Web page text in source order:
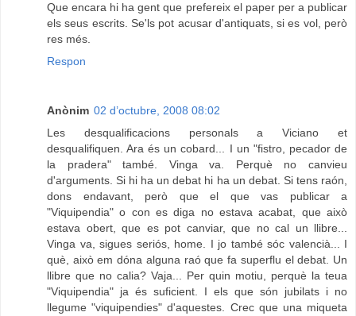
Que encara hi ha gent que prefereix el paper per a publicar
els seus escrits. Se'ls pot acusar d'antiquats, si es vol, però
res més.
Respon
Anònim 02 d’octubre, 2008 08:02
Les desqualificacions personals a Viciano et
desqualifiquen. Ara és un cobard... I un "fistro, pecador de
la pradera" també. Vinga va. Perquè no canvieu
d'arguments. Si hi ha un debat hi ha un debat. Si tens raón,
dons endavant, però que el que vas publicar a
"Viquipendia" o con es diga no estava acabat, que això
estava obert, que es pot canviar, que no cal un llibre...
Vinga va, sigues seriós, home. I jo també sóc valencià... I
què, això em dóna alguna raó que fa superflu el debat. Un
llibre que no calia? Vaja... Per quin motiu, perquè la teua
"Viquipendia" ja és suficient. I els que són jubilats i no
llegume "viquipendies" d'aquestes. Crec que una miqueta